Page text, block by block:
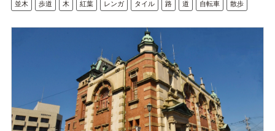
並木 歩道 木 紅葉 レンガ タイル 路 道 自転車 散歩